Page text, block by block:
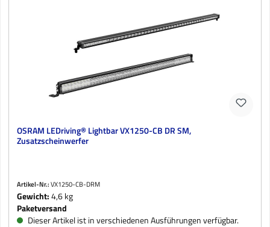
OSRAM LEDriving® Lightbar VX1250-CB DR SM,
Zusatzscheinwerfer
Artikel-Nr.:VX1250-CB-DRM
Gewicht:4,6 kg
Paketversand
Dieser Artikel ist in verschiedenen Ausführungen verfügbar.